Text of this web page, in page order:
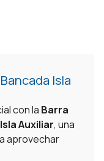
Isla
con la Barra
Auxiliar, una
aprovechar